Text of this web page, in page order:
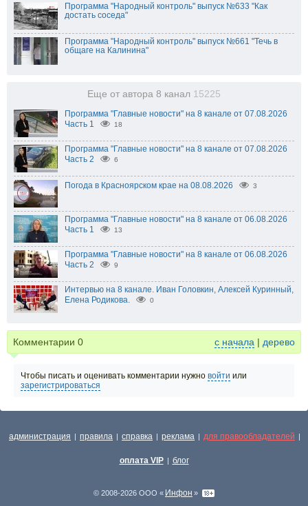
Программа "Народный контроль" выпуск №633 "Как
достать соседа"
Программа "Народный контроль" выпуск №661 "Течь в
общаге на Калинина"
Еще от автора 8 канал 15225
Программа "Главные новости" на 8 канале от 07.08.2026
Часть 1
18
Программа "Главные новости" на 8 канале от 07.08.2026
Часть 2
6
Погода в Красноярском крае на 08.08.2026 3
Программа "Главные новости" на 8 канале от 06.08.2026
Часть 1
13
Программа "Главные новости" на 8 канале от 06.08.2026
Часть 2
9
Интервью на 8 канале. Иван Головкин, Алексей Куринный,
Елена Родикова.
0
Комментарии 0 с начала | дерево
Чтобы писать и оценивать комментарии нужно войти или
зарегистрироваться
администрация | правила | справка | реклама | для правообладателей |
оплата VIP | блог
© 2008-2026 ООО « Инфон »